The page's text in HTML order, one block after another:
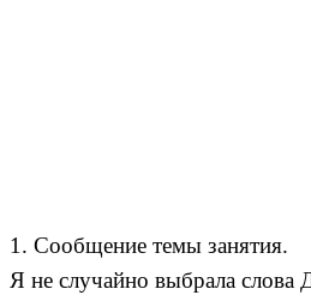
1. Сообщение темы занятия.
Я не случайно выбрала слова